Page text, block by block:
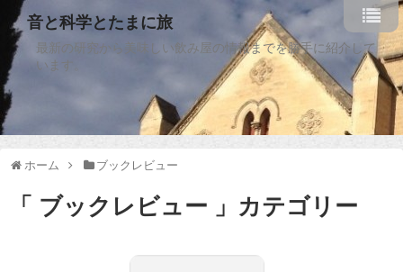
音と科学とたまに旅
最新の研究から美味しい飲み屋の情報までを勝手に紹介して
います。
ホーム ブックレビュー
「 ブックレビュー 」カテゴリー